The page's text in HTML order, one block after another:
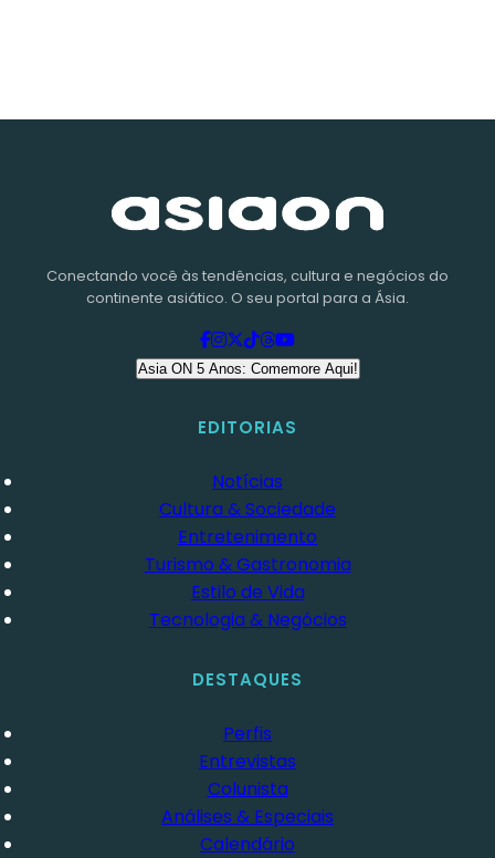
Conectando você às tendências, cultura e negócios do
continente asiático. O seu portal para a Ásia.
Asia ON 5 Anos: Comemore Aqui!
EDITORIAS
Notícias
Cultura & Sociedade
Entretenimento
Turismo & Gastronomia
Estilo de Vida
Tecnologia & Negócios
DESTAQUES
Perfis
Entrevistas
Colunista
Análises & Especiais
Calendário